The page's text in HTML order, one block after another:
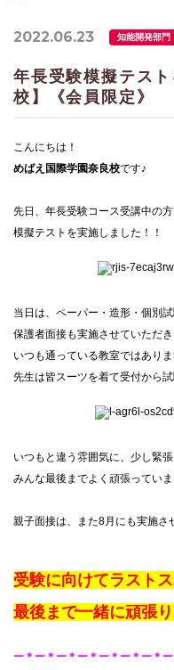
2022.06.23 知能開発部門
年長受験模擬テス
校】《会員限定》
こんにちは！
めばえ国際学園奈良校です♪
先日、年長受験コース受講中の
模擬テストを実施しました！！
当日は、ペーパー・造形・個別試
保護者面接も実施させていただき
いつも通っている教室ではありま
先生は皆スーツを着て受付から
いつもと違う雰囲気に、少し緊
みんな最後までよく頑張ってい
親子面接は、また8月にも実施さ
受験に向けてラスト
最後まで一緒に頑張
ー＊ー＊ー＊ー＊ー＊ー＊ー＊